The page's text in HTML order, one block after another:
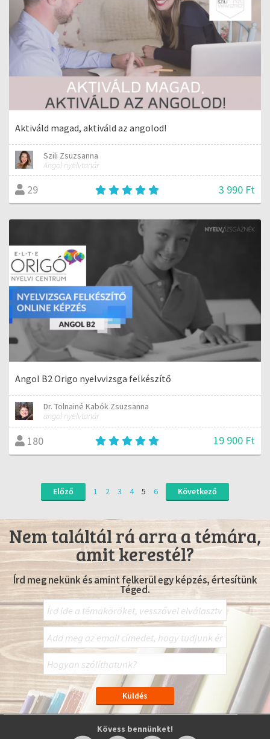
Aktiváld magad, aktiváld az angolod!
Szili Zsuzsanna
Angol nyelvtanár
29 3 990 Ft
Angol B2 Origo nyelvvizsga felkészítő
Dr. Tolnainé Kabók Zsuzsanna
angol nyelvtanár
180 19 900 Ft
Előző 1 2 3 4 5 6 Következő
Nem találtál rá arra a témára,
amit kerestél?
Írd meg nekünk és amint felkerül egy képzés, értesítünk
Téged.
Kövess bennünket!